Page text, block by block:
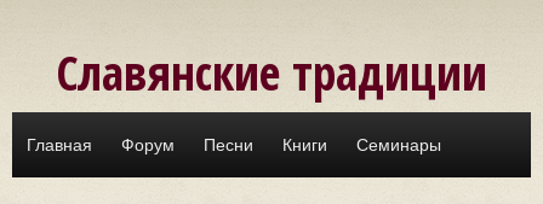
Славянские традиции
Главная Форум Песни Книги Семинары